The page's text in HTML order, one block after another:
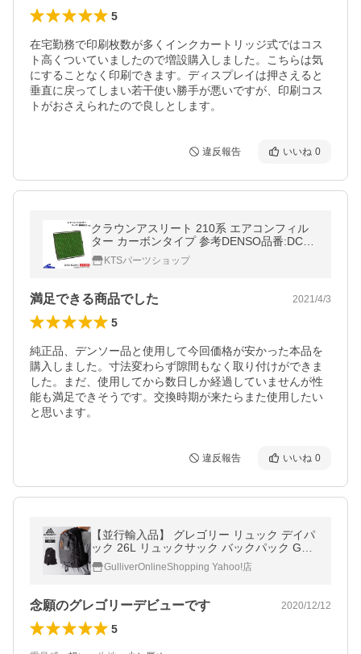
5
在宅勤務で印刷枚数が多くインクカートリッジ式ではコス
ト高くついていましたので増設購入しました。こちらは気
にすることなく印刷できます。ディスプレイは押さえると
垂直に戻ってしまい若干使い勝手が悪いですが、印刷コス
トがおさえられたので良しとします。
違反報告 いいね 0
クラウンアスリート 210系 エアコンフィル
ター カーボンタイプ 参考DENSO品番:DCC1
013 花粉ブロック 消臭 脱臭 活性炭 CROWN
Athlete
KTSパーツショップ
満足できる商品でした 2021/4/3
5
純正品、デンソー品と使用して今回価格が安かった本品を
購入しました。寸法変わらず隙間もなく取り付けができま
した。まだ、使用してから数日しか経過していませんが性
能も満足できそうです。交換時期が来たらまた使用したい
と思います。
違反報告 いいね 0
【並行輸入品】 グレゴリー リュック デイパ
ック 26L リュックサック バックパック GRE
GORY 12601 1041 メンズ レディース 通勤
通学 バレンタイン
GulliverOnlineShopping Yahoo!店
念願のグレゴリーデビューです 2020/12/12
5